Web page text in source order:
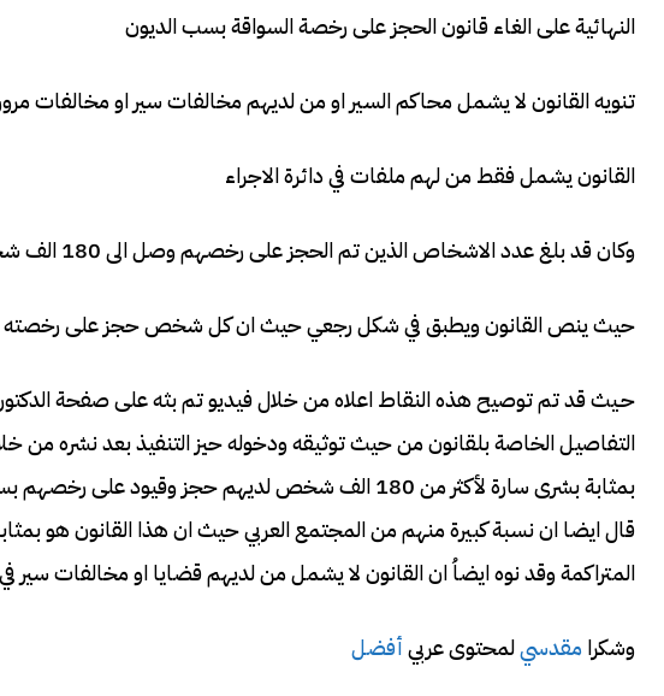
النهائية على الغاء قانون الحجز على رخصة السواقة بسب الديون
تنويه القانون لا يشمل محاكم السير او من لديهم مخالفات سير او مخالفات
القانون يشمل فقط من لهم ملفات في دائرة الاجراء
وكان قد بلغ عدد الاشخاص الذين تم الحجز على رخصهم وصل الى 180 الف شخص
حيث ينص القانون ويطبق في شكل رجعي حيث ان كل شخص حجز على رخصته
حـيث قد تم توصيح هذه النقاط اعلاه من خلال فيديو تم بثه على صفحة
التفاصيل الخاصة بلقانون من حيث توثيقه ودخوله حيز التنفيذ بعد نشره
بمثابة بشرى سارة لأكثر من 180 الف شخص لديهم حجز
قال ايضا ان نسبة كبيرة منهم من المجتمع العربي حيث ان هذا القانون
المتراكمة وقد نوه ايضاُ ان القانون لا يشمل من لديهم قضايا او مخالفات سير
وشكرامقدسيلمحتوى عربيأفضل